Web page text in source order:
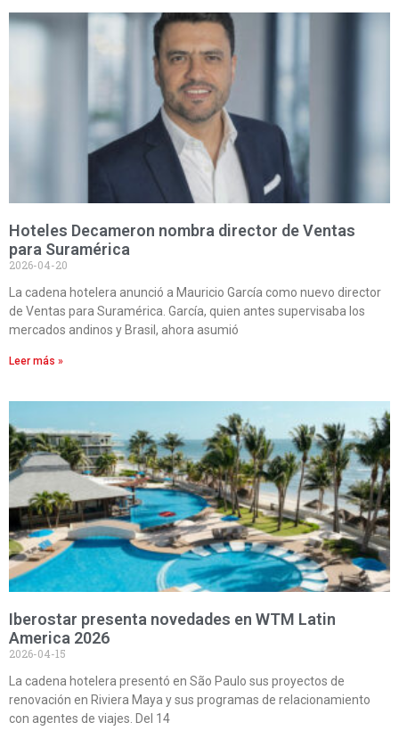
Hoteles Decameron nombra director de Ventas
para Suramérica
2026-04-20
La cadena hotelera anunció a Mauricio García como nuevo director
de Ventas para Suramérica. García, quien antes supervisaba los
mercados andinos y Brasil, ahora asumió
Leer más »
Iberostar presenta novedades en WTM Latin
America 2026
2026-04-15
La cadena hotelera presentó en São Paulo sus proyectos de
renovación en Riviera Maya y sus programas de relacionamiento
con agentes de viajes. Del 14